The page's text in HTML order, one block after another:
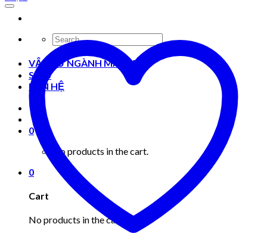
Search
for:
VẬT TƯ NGÀNH MAY MẶC
Shop
LIÊN HỆ
0
No products in the cart.
0
Cart
No products in the cart.